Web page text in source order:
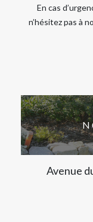
En cas
n’hésitez pas à
Avenue